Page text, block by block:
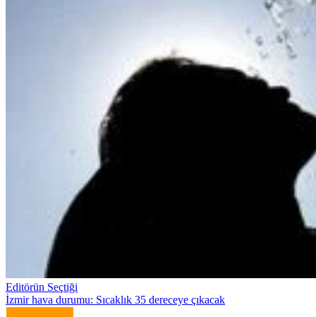
Editörün Seçtiği
İzmir hava durumu: Sıcaklık 35 dereceye çıkacak